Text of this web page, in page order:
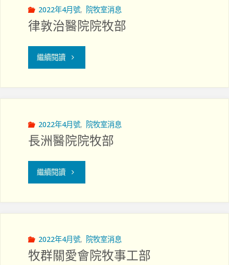
德
夫
人
醫
院
院
工"
2022年4月號, 院牧室消息
律敦治醫院院牧部
繼續閱讀"律
醫
院
院
2022年4月號, 院牧室消息
長洲醫院院牧部
繼續閱讀"長
院
院
2022年4月號, 院牧室消息
牧群關愛會院牧事工部